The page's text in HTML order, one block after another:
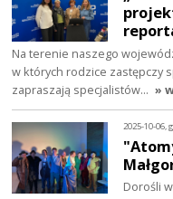
Na terenie naszego
w których rodzice zastępczy
zapraszają specjalistów… »
2025-10-06,
Dorośli